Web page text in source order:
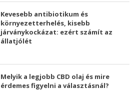
Kevesebb antibiotikum és
környezetterhelés, kisebb
járványkockázat: ezért számít az
állatjólét
Melyik a legjobb CBD olaj és mire
érdemes figyelni a választásnál?